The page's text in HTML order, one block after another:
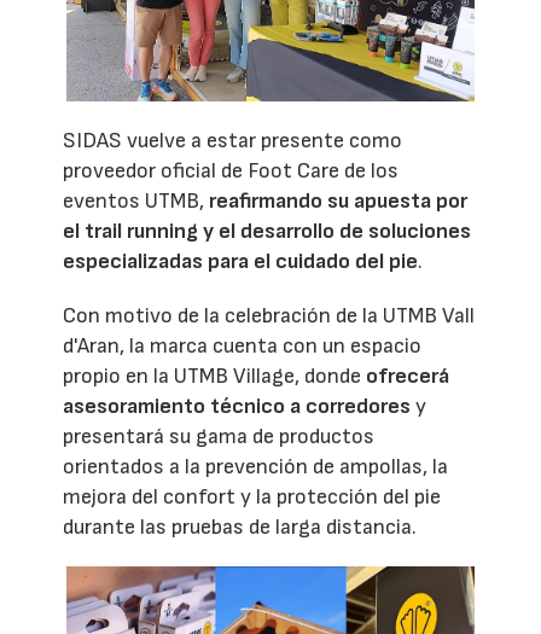
SIDAS vuelve a estar presente como
proveedor oficial de Foot Care de los
eventos UTMB, reafirmando su apuesta por
el trail running y el desarrollo de soluciones
especializadas para el cuidado del pie.
Con motivo de la celebración de la UTMB Vall
d'Aran, la marca cuenta con un espacio
propio en la UTMB Village, donde ofrecerá
asesoramiento técnico a corredores y
presentará su gama de productos
orientados a la prevención de ampollas, la
mejora del confort y la protección del pie
durante las pruebas de larga distancia.